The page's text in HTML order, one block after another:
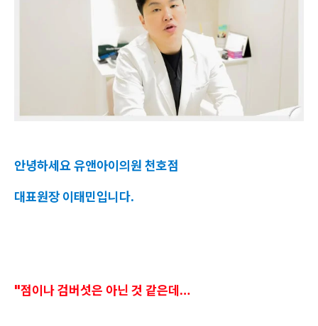
안녕하세요 유앤아이의원 천호점
대표원장 이태민입니다.
"점이나 검버섯은 아닌 것 같은데…